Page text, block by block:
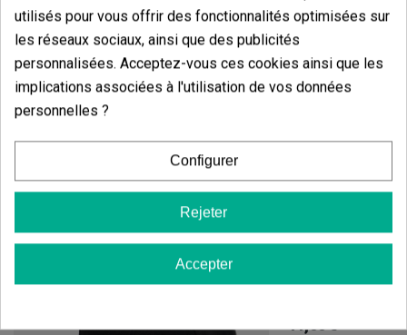
Produits de même catégorie
Casquette Trucker GB MAC
Casquette
11,00 €
utilisés pour vous offrir des fonctionnalités optimisées sur
les réseaux sociaux, ainsi que des publicités
personnalisées. Acceptez-vous ces cookies ainsi que les
implications associées à l'utilisation de vos données
personnelles ?
Configurer
Rejeter
Accepter